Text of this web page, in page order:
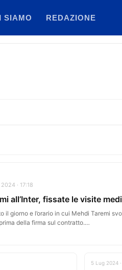
SIAMO REDAZIONE
· 17:18
all’Inter, fissate le visite
il giorno e l’orario in cui Mehdi Taremi
prima della firma sul contratto.…
5 Lug 2024